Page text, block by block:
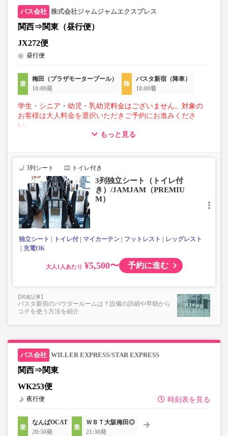
株式会社ジャムジャムエクスプレス
関西⇒関東（昼行便）
JX272便
昼行便
梅田（プラザモータープール）
10:00発
バスタ新宿（降車）
18:00着
学生・シニア・幼児・乳幼児料金はございません。対象の
お客様は大人料金を選択いただきご予約にお進みくださ
い。
■トランクにてお預かりできる荷物
・3辺合計160cm以内、かつ10kg以下のものをおひとり様1
■お預かりできない荷物（貴重品以外は車内持ち込みも不
可）
楽器・自転車（折りたたみ含む）・ボード等の大きな荷
物、壊れ物、危険物、貴重品、ペット、
上記「トランクにてお預かりできる荷物」の条件を満たさ
もっと見る
3列シート トイレ付き
3列独立シート（トイレ付
き）/JAMJAM（PREMIU
M）
独立シート トイレ付 マイカーテン フットレスト
レッグレスト
充電OK
大人 ¥5,500〜 予約に進む
バスタ新宿のパウダールームは？設備の詳細や早朝から
コテを使う方法を紹介
WILLER EXPRESS/STAR EXPRESS
関西⇒関東
WK253便
時刻表を見る
夜行便
なんばOCAT
20:50発
ＷＢＴ大阪梅田◎
21:30発